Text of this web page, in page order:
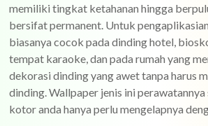
memiliki tingkat ketahanan hingga
bersifat permanent. Untuk
biasanya cocok pada dinding hotel,
tempat karaoke, dan pada rumah yang
dekorasi dinding yang awet tanpa harus
dinding. Wallpaper jenis ini
kotor anda hanya perlu mengelapnya